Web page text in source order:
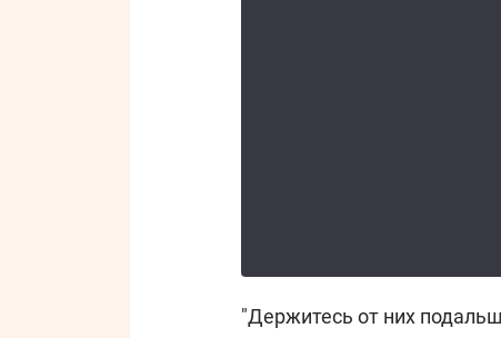
"Держитесь от них